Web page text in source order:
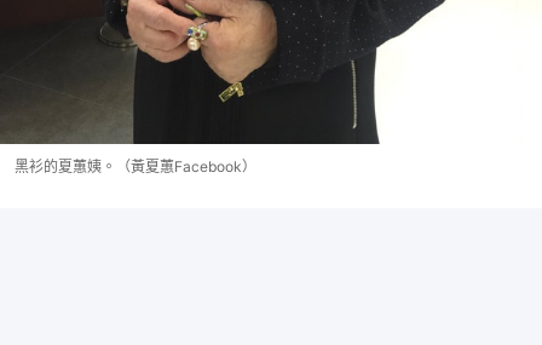
黑衫的夏蕙姨。（黃夏蕙Facebook）